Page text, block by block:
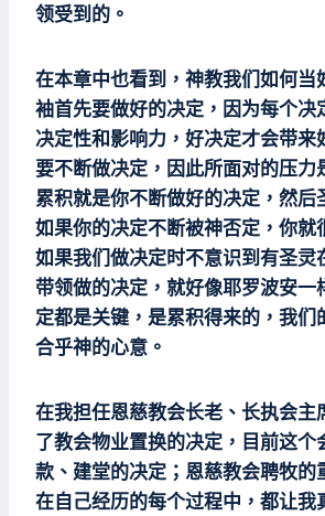
领受到的。
在本章中也看到，神教我们如何当
袖首先要做好的决定，因为每个决
决定性和影响力，好决定才会带来
要不断做决定，因此所面对的压力
累积就是你不断做好的决定，然后
如果你的决定不断被神否定，你就
如果我们做决定时不意识到有圣灵
带领做的决定，就好像耶罗波安一
定都是关键，是累积得来的，我们
合乎神的心意。
在我担任恩慈教会长老、长执会主
了教会物业置换的决定，目前这个
款、建堂的决定；恩慈教会聘牧的
在自己经历的每个过程中，都让我